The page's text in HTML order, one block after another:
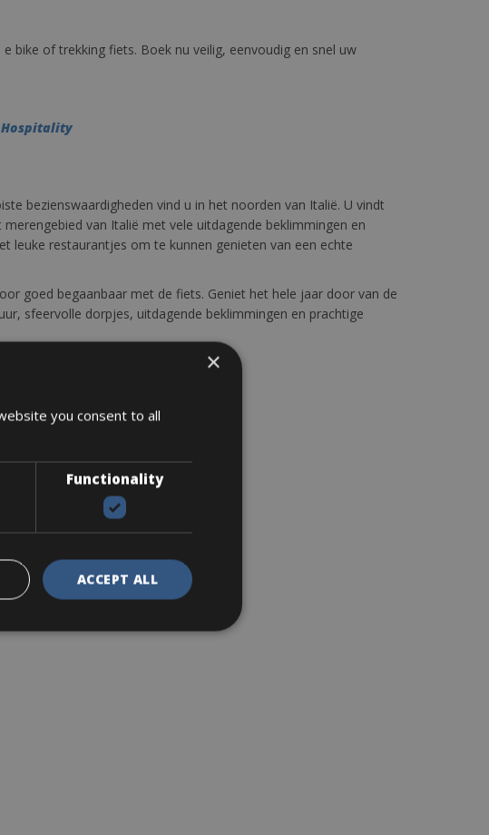
bike of trekking fiets. Boek nu veilig, eenvoudig en snel uw
Hospitality
bezienswaardigheden vind u in het noorden van Italië. U vindt
van Italië met vele uitdagende beklimmingen en
leuke restaurantjes om te kunnen genieten van een echte
goed begaanbaar met de fiets. Geniet het hele jaar door van de
sfeervolle dorpjes, uitdagende beklimmingen en prachtige
×
you consent to all
Functionality
ACCEPT ALL